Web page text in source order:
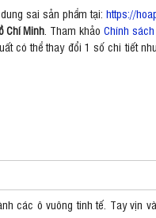
sai sản phẩm tại: https://
Chí Minh. Tham khảo Chính
có thể thay đổi 1 số chi tiết
các ô vuông tinh tế. Tay vịn